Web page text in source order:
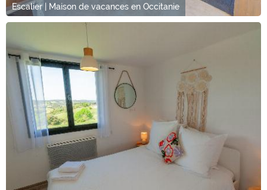
Escalier | Maison de vacances en Occitanie